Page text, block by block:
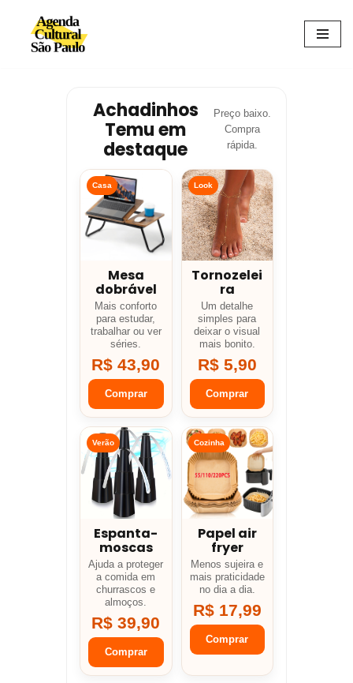
Avançar
Achadinhos
Temu em
destaque
Preço baixo.
Compra
rápida.
Casa
Mesa
dobrável
Mais conforto
para estudar,
trabalhar ou ver
séries.
R$ 43,90
Comprar
Look
Tornozelei
ra
Um detalhe
simples para
deixar o visual
mais bonito.
R$ 5,90
Comprar
Verão
Espanta-
moscas
Ajuda a proteger
a comida em
churrascos e
almoços.
R$ 39,90
Comprar
Cozinha
Papel air
fryer
Menos sujeira e
mais praticidade
no dia a dia.
R$ 17,99
Comprar